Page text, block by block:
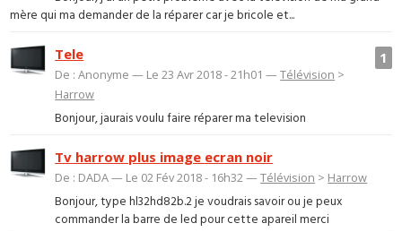
mère qui ma demander de la réparer car je bricole et...
1
Tele
De : Anonyme — Le 23 Avr 2018 - 21h01 —Télévision >
Harrow
Bonjour, jaurais voulu faire réparer ma television
Tv harrow plus image ecran noir
De : DADA — Le 02 Fév 2018 - 16h32 —Télévision > Harrow
Bonjour, type hl32hd82b.2 je voudrais savoir ou je peux
commander la barre de led pour cette apareil merci